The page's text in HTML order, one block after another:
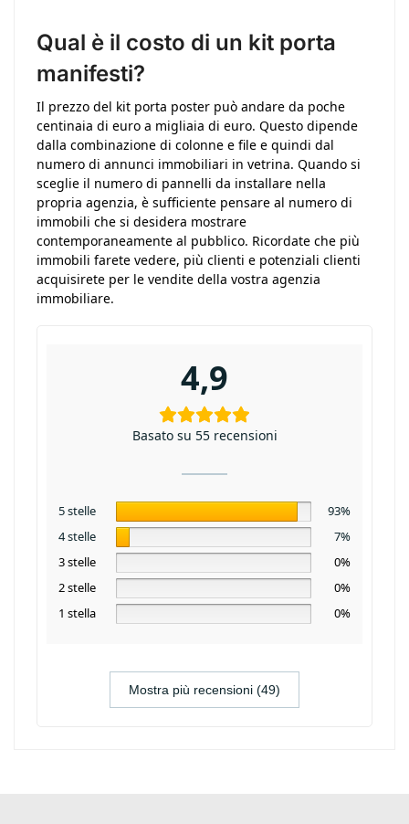
Qual è il costo di un kit porta
manifesti?
Il prezzo del kit porta poster può andare da poche
centinaia di euro a migliaia di euro. Questo dipende
dalla combinazione di colonne e file e quindi dal
numero di annunci immobiliari in vetrina. Quando si
sceglie il numero di pannelli da installare nella
propria agenzia, è sufficiente pensare al numero di
immobili che si desidera mostrare
contemporaneamente al pubblico. Ricordate che più
immobili farete vedere, più clienti e potenziali clienti
acquisirete per le vendite della vostra agenzia
immobiliare.
4,9
Basato su 55 recensioni
5 stelle
93%
4 stelle
7%
3 stelle
0%
2 stelle
0%
1 stella
0%
Mostra più recensioni (49)